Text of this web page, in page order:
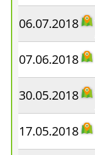
06.07.2018
07.06.2018
30.05.2018
17.05.2018